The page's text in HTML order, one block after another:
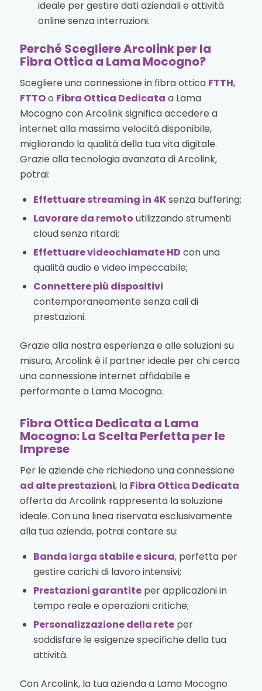
ideale per gestire dati aziendali e attività
online senza interruzioni.
Perché Scegliere Arcolink per la
Fibra Ottica a Lama Mocogno?
Scegliere una connessione in fibra ottica FTTH,
FTTOo Fibra Ottica Dedicata a Lama
Mocogno con Arcolink significa accedere a
internet alla massima velocità disponibile,
migliorando la qualità della tua vita digitale.
Grazie alla tecnologia avanzata di Arcolink,
potrai:
Effettuare streaming in 4Ksenza buffering;
Lavorare da remoto utilizzando strumenti
cloud senza ritardi;
Effettuare videochiamate HD con una
qualità audio e video impeccabile;
Connettere più dispositivi
contemporaneamente senza cali di
prestazioni.
Grazie alla nostra esperienza e alle soluzioni su
misura, Arcolink è il partner ideale per chi cerca
una connessione internet affidabile e
performante a Lama Mocogno.
Fibra Ottica Dedicata a Lama
Mocogno: La Scelta Perfetta per le
Imprese
Per le aziende che richiedono una connessione
ad alte prestazioni, la Fibra Ottica Dedicata
offerta da Arcolink rappresenta la soluzione
ideale. Con una linea riservata esclusivamente
alla tua azienda, potrai contare su:
Banda larga stabile e sicura, perfetta per
gestire carichi di lavoro intensivi;
Prestazioni garantiteper applicazioni in
tempo reale e operazioni critiche;
Personalizzazione della reteper
soddisfare le esigenze specifiche della tua
attività.
Con Arcolink, la tua azienda a Lama Mocogno